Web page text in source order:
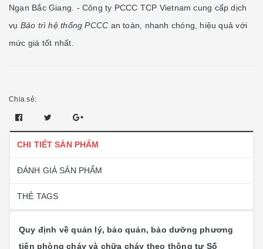
Ngạn Bắc Giang. - Công ty PCCC TCP Vietnam cung cấp dịch
vụ Bảo trì hệ thống PCCC an toàn, nhanh chóng, hiệu quả với
mức giá tốt nhất.
Chia sẻ:
CHI TIẾT SẢN PHẨM
ĐÁNH GIÁ SẢN PHẨM
THẺ TAGS
Quy định về quản lý, bảo quản, bảo dưỡng phương
tiện phòng cháy và chữa cháy theo thông tư Số